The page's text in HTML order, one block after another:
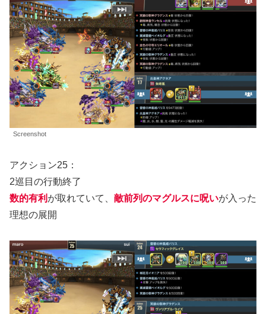
Screenshot
アクション25：
2巡目の行動終了
数的有利 が取れていて、 敵前列のマグルスに呪いが入った
理想の展開